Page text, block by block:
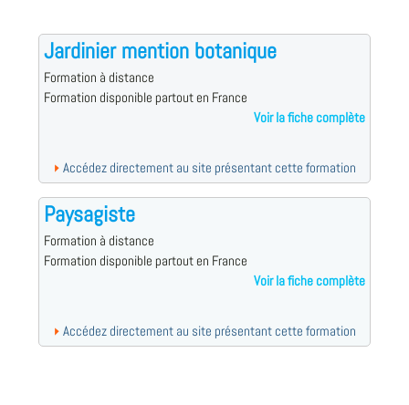
Jardinier mention botanique
Formation à distance
Formation disponible partout en France
Voir la fiche complète
Accédez directement au site présentant cette formation
Paysagiste
Formation à distance
Formation disponible partout en France
Voir la fiche complète
Accédez directement au site présentant cette formation